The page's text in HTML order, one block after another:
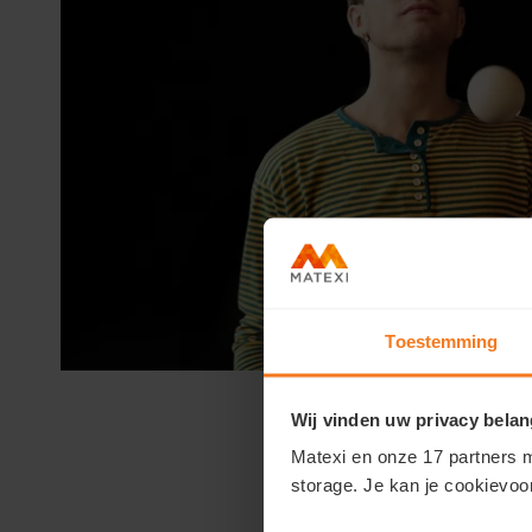
Toestemming
Wij vinden uw privacy
Matexi en onze 17 partners
storage. Je kan je